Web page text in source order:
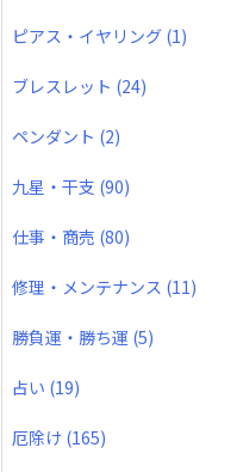
ピアス・イヤリング (1)
ブレスレット (24)
ペンダント (2)
九星・干支 (90)
仕事・商売 (80)
修理・メンテナンス (11)
勝負運・勝ち運 (5)
占い (19)
厄除け (165)